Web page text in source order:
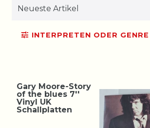
INTERPRETEN ODER
Gary Moore-Story
of the blues 7''
Vinyl UK
Schallplatten